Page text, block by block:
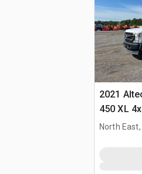
2021
450 XL
North East,